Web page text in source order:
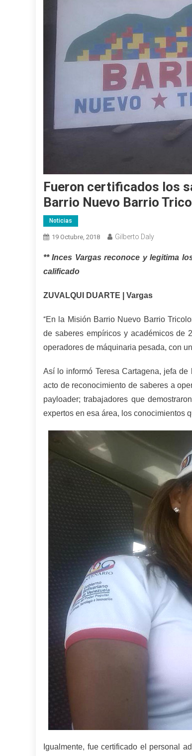
Fueron certificados los
Barrio Nuevo Barrio
Noticias
19 Octubre, 2018 Gilberto Daly
** Inces Vargas reconoce y legitima
calificado
ZUVALQUI DUARTE | Vargas
“En la Misión Barrio Nuevo Barrio
de saberes empíricos y académicos de
operadores de máquinaria pesada, con
Así lo informó Teresa Cartagena, jefa
acto de reconocimiento de saberes a
payloader; trabajadores que
expertos en esa área, los conocimientos
Igualmente, fue certificado el personal